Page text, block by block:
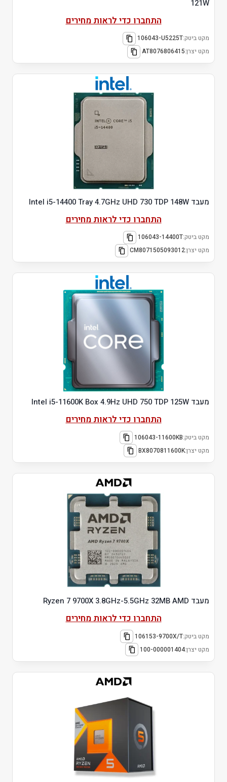
121W
התחברו כדי לראות מחירים
מקט ביטק:106043-U5225T
מקט יצרן:AT8076806415
מעבד Intel i5-14400 Tray 4.7GHz UHD 730 TDP 148W
התחברו כדי לראות מחירים
מקט ביטק:106043-14400T
מקט יצרן:CM8071505093012
מעבד Intel i5-11600K Box 4.9Hz UHD 750 TDP 125W
התחברו כדי לראות מחירים
מקט ביטק:106043-11600KB
מקט יצרן:BX8070811600K
מעבד Ryzen 7 9700X 3.8GHz-5.5GHz 32MB AMD
התחברו כדי לראות מחירים
מקט ביטק:106153-9700X/T
מקט יצרן:100-000001404